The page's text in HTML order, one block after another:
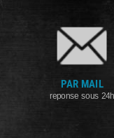
PAR MAIL
reponse sous 24h